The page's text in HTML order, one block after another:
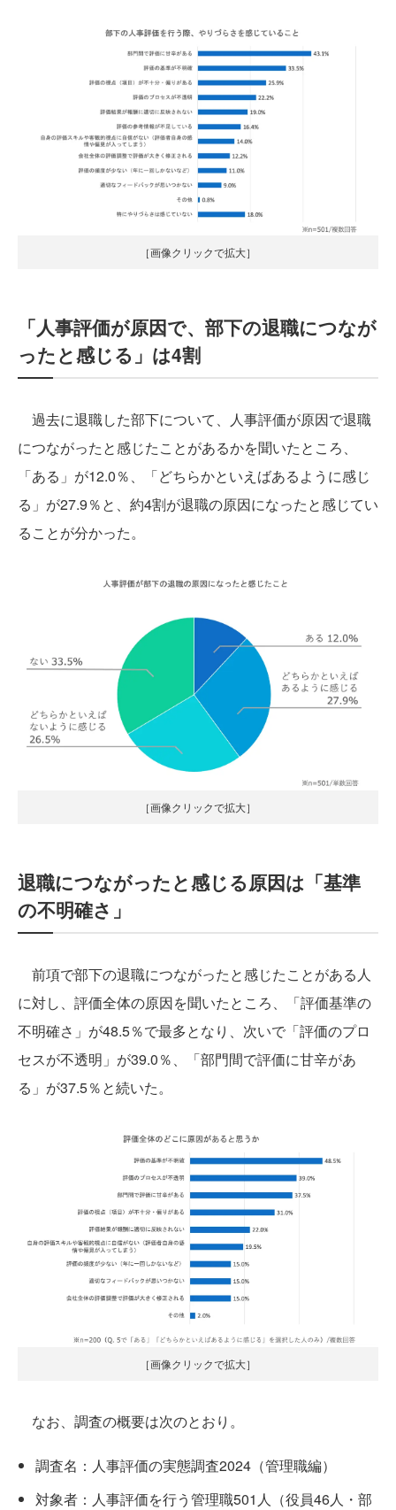
［画像クリックで拡大］
「人事評価が原因で、部下の退職につなが
ったと感じる」は4割
過去に退職した部下について、人事評価が原因で退職
につながったと感じたことがあるかを聞いたところ、
「ある」が12.0％、「どちらかといえばあるように感じ
る」が27.9％と、約4割が退職の原因になったと感じてい
ることが分かった。
［画像クリックで拡大］
退職につながったと感じる原因は「基準
の不明確さ」
前項で部下の退職につながったと感じたことがある人
に対し、評価全体の原因を聞いたところ、「評価基準の
不明確さ」が48.5％で最多となり、次いで「評価のプロ
セスが不透明」が39.0％、「部門間で評価に甘辛があ
る」が37.5％と続いた。
［画像クリックで拡大］
なお、調査の概要は次のとおり。
調査名：人事評価の実態調査2024（管理職編）
対象者：人事評価を行う管理職501人（役員46人・部